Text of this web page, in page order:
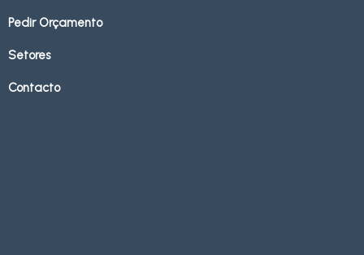
Pedir Orçamento
Setores
Contacto